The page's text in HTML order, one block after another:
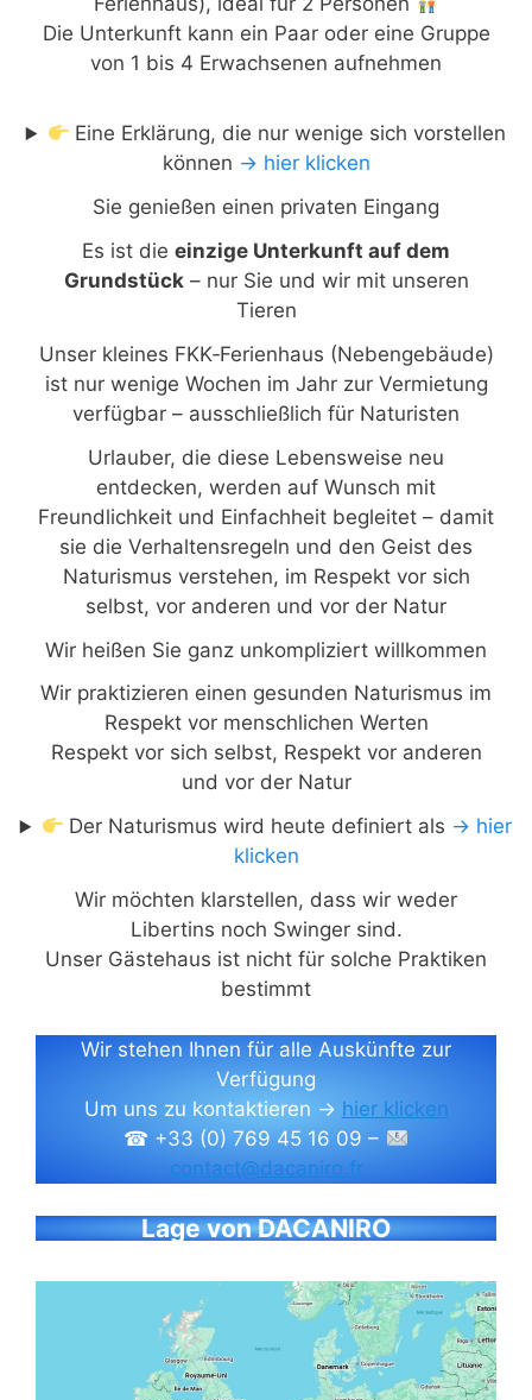
Die Unterkunft kann ein Paar oder eine Gruppe
von 1 bis 4 Erwachsenen aufnehmen
Eine Erklärung, die nur wenige sich vorstellen
können → hier klicken
Sie genießen einen privaten Eingang
Es ist die einzige Unterkunft auf dem
Grundstück– nur Sie und wir mit unseren
Tieren
Unser kleines FKK‑Ferienhaus (Nebengebäude)
ist nur wenige Wochen im Jahr zur Vermietung
verfügbar – ausschließlich für Naturisten
Urlauber, die diese Lebensweise neu
entdecken, werden auf Wunsch mit
Freundlichkeit und Einfachheit begleitet – damit
sie die Verhaltensregeln und den Geist des
Naturismus verstehen, im Respekt vor sich
selbst, vor anderen und vor der Natur
Wir heißen Sie ganz unkompliziert willkommen
Wir praktizieren einen gesunden Naturismus im
Respekt vor menschlichen Werten
Respekt vor sich selbst, Respekt vor anderen
und vor der Natur
Der Naturismus wird heute definiert als → hier
klicken
Wir möchten klarstellen, dass wir weder
Libertins noch Swinger sind.
Unser Gästehaus ist nicht für solche Praktiken
bestimmt
Wir stehen Ihnen für alle Auskünfte zur
Verfügung
Um uns zu kontaktieren → hier klicken
☎ +33 (0) 769 45 16 09 –
contact@dacaniro.fr
Lage von DACANIRO